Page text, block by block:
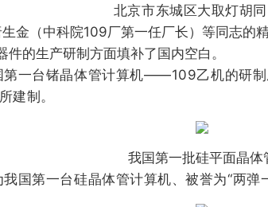
北京市东城区大取灯胡
金（中科院109厂第一任厂长）等同志
的生产研制方面填补了国内空白。
台锗晶体管计算机——109乙机的研制
制。
我国第一批硅平面晶体
第一台硅晶体管计算机、被誉为“两弹